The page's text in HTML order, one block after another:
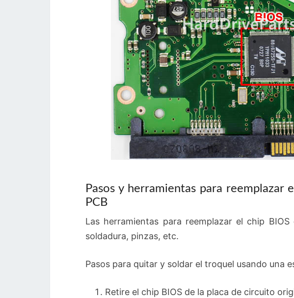
Pasos y herramientas para reemplazar
PCB
Las herramientas para reemplazar el chip
soldadura, pinzas, etc.
Pasos para quitar y soldar el troquel usando una
Retire el chip BIOS de la placa de circuito